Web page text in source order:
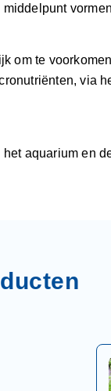
om te
via
aquarium en